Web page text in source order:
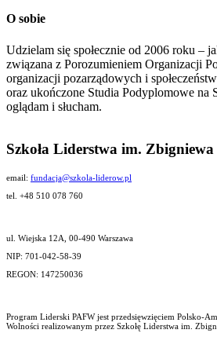
O sobie
Udzielam się społecznie od 2006 roku –
związana z Porozumieniem Organizacji
organizacji pozarządowych i
oraz ukończone Studia Podyplomowe
oglądam i słucham.
Szkoła Liderstwa im. Zbigniewa
email: fundacja@szkola-liderow.pl
tel. +48 510 078 760
ul. Wiejska 12A, 00-490 Warszawa
NIP: 701-042-58-39
REGON: 147250036
Program Liderski PAFW jest przedsięwzięciem Polsko-
Wolności realizowanym przez Szkołę Liderstwa im.